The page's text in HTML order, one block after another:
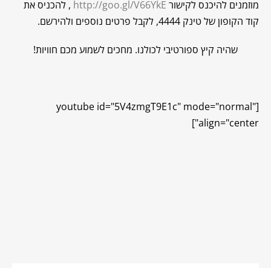
מוזמנים להיכנס לקישור http://goo.gl/V66YkE , להכניס את
קוד הקופון של טינק 4444, לקבל פרטים נוספים ולהירשם.
שהיה קיץ ספורטיבי לכולנו. מחכים לשמוע מכם חוויות!
[youtube id="5V4zmgT9E1c" mode="normal"
align="center"]